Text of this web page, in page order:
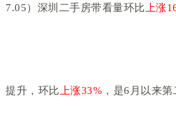
7.05）深圳二手房带看量环比 上涨
提升，环比 上涨33% ，是6月以来